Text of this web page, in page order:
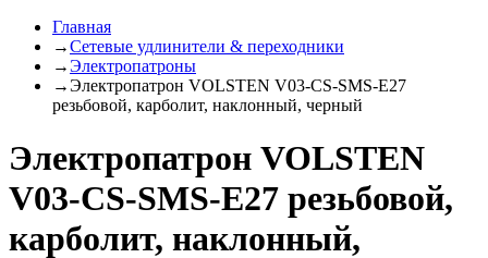
Главная
→Сетевые удлинители & переходники
→Электропатроны
→Электропатрон VOLSTEN V03-CS-SMS-E27
резьбовой, карболит, наклонный, черный
Электропатрон VOLSTEN
V03-CS-SMS-E27 резьбовой,
карболит, наклонный,